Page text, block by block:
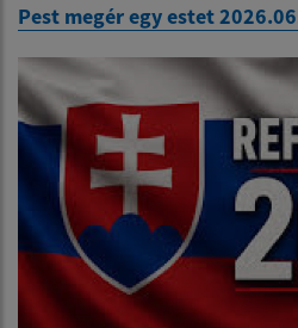
Pest megér egy estet